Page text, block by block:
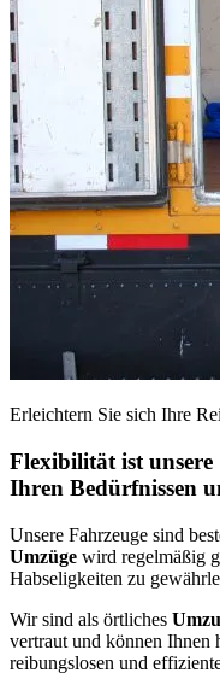
Erleichtern Sie sich Ihre
Flexibilität ist unsere
Ihren Bedürfnissen
Unsere Fahrzeuge sind
Umzüge wird regelmäßig
Habseligkeiten zu
Wir sind als örtliches
vertraut und können Ihnen
reibungslosen und